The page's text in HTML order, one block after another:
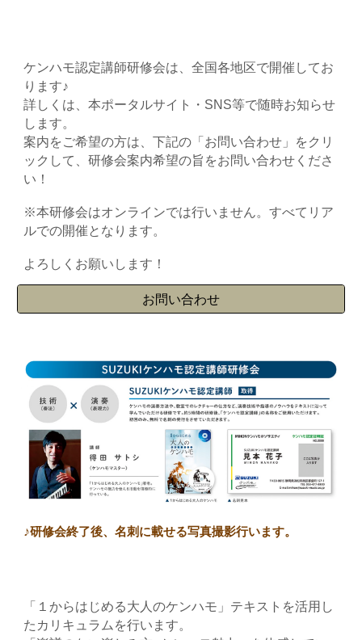
ケンハモ認定講師研修会は、全国各地区で開催してお
ります♪
詳しくは、本ポータルサイト・SNS等で随時お知らせ
します。
案内をご希望の方は、下記の「お問い合わせ」をクリ
ックして、研修会案内希望の旨をお問い合わせくださ
い！
※本研修会はオンラインでは行いません。すべてリア
ルでの開催となります。
よろしくお願いします！
お問い合わせ
♪研修会終了後、名刺に載せる写真撮影行います。
「１からはじめる大人のケンハモ」テキストを活用し
たカリキュラムを行います。